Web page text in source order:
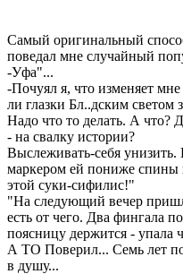
Самый оригинальный
поведал мне случайный
-Уфа"...
-Почуял я, что изменяет
ли глазки Бл..дским светом
Надо что то делать. А что?
- на свалку истории?
Выслеживать-себя
маркером ей пониже спины
этой суки-сифилис!"
"На следующий вечер
есть от чего. Два фингала
поясницу держится - упала
А ТО Поверил... Семь лет
в душу...